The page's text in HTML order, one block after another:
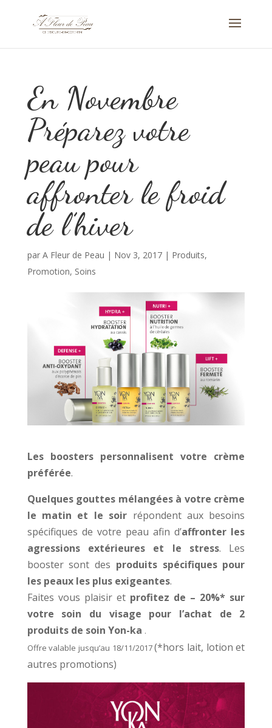
En Novembre
Préparez votre
peau pour
affronter le froid
de l’hiver
par A Fleur de Peau | Nov 3, 2017| Produits,
Promotion, Soins
Les boosters personnalisent votre crème
préférée.
Quelques gouttes mélangées à votre crème
le matin et le soir répondent aux besoins
spécifiques de votre peau afin d’affronter les
agressions extérieures et le stress. Les
booster sont des produits spécifiques pour
les peaux les plus exigeantes.
Faites vous plaisir et profitez de – 20%* sur
votre soin du visage pour l’achat de 2
produits de soin Yon-ka .
Offre valable jusqu’au 18/11/2017(*hors lait, lotion et
autres promotions)